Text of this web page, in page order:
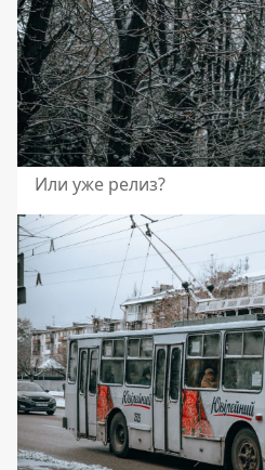
Или уже релиз?